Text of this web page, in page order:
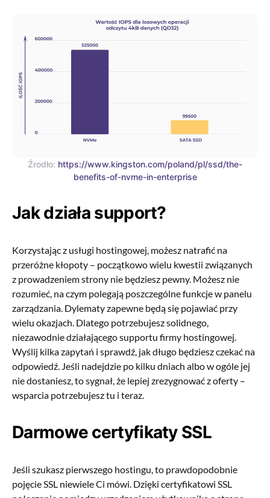
Źrodło: https://www.kingston.com/poland/pl/ssd/the-
benefits-of-nvme-in-enterprise
Jak działa support?
Korzystając z usługi hostingowej, możesz natrafić na
przeróżne kłopoty – początkowo wielu kwestii związanych
z prowadzeniem strony nie będziesz pewny. Możesz nie
rozumieć, na czym polegają poszczególne funkcje w panelu
zarządzania. Dylematy zapewne będą się pojawiać przy
wielu okazjach. Dlatego potrzebujesz solidnego,
niezawodnie działającego supportu firmy hostingowej.
Wyślij kilka zapytań i sprawdź, jak długo będziesz czekać na
odpowiedź. Jeśli nadejdzie po kilku dniach albo w ogóle jej
nie dostaniesz, to sygnał, że lepiej zrezygnować z oferty –
wsparcia potrzebujesz tu i teraz.
Darmowe certyfikaty SSL
Jeśli szukasz pierwszego hostingu, to prawdopodobnie
pojęcie SSL niewiele Ci mówi. Dzięki certyfikatowi SSL